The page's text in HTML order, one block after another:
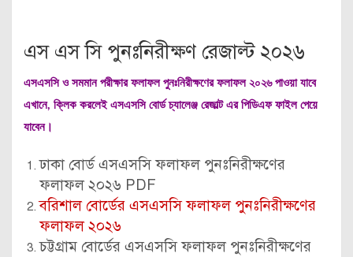
এস এস সি পুনঃনিরীক্ষণ রেজাল্ট ২০২৬
এসএসসি ও সমমান পরীক্ষার ফলাফল পুনঃনিরীক্ষণের ফলাফল ২০২৬ পাওয়া যাবে
এখানে, ক্লিক করলেই এসএসসি বোর্ড চ্যালেঞ্জ রেজাল্ট এর পিডিএফ ফাইল পেয়ে
যাবেন।
ঢাকা বোর্ড এসএসসি ফলাফল পুনঃনিরীক্ষণের
ফলাফল ২০২৬ PDF
বরিশাল বোর্ডের এসএসসি ফলাফল পুনঃনিরীক্ষণের
ফলাফল ২০২৬
চট্টগ্রাম বোর্ডের এসএসসি ফলাফল পুনঃনিরীক্ষণের